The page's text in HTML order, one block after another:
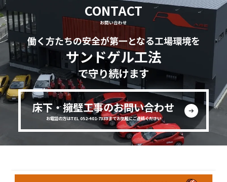
CONTACT
お問い合わせ
働く方たちの安全が第一となる工場環境を
サンドゲル工法
で守り続けます
床下・擁壁工事のお問い合わせ
お電話の方はTEL 052-401-7333までお気軽にご連絡ください